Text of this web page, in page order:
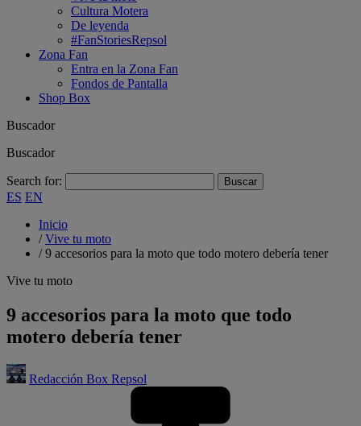
Cultura Motera
De leyenda
#FanStoriesRepsol
Zona Fan
Entra en la Zona Fan
Fondos de Pantalla
Shop Box
Buscador
Buscador
Search for:
ES EN
Inicio
/Vive tu moto
/9 accesorios para la moto que todo motero debería tener
Vive tu moto
9 accesorios para la moto que todo
motero debería tener
Redacción Box Repsol